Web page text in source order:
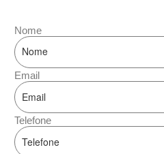
Nome
Email
Telefone